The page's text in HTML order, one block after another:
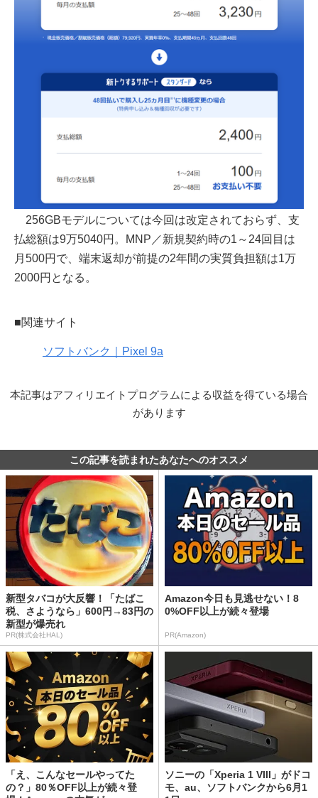
256GBモデルについては今回は改定されておらず、支
払総額は9万5040円。MNP／新規契約時の1～24回目は
月500円で、端末返却が前提の2年間の実質負担額は1万
2000円となる。
■関連サイト
ソフトバンク｜Pixel 9a
本記事はアフィリエイトプログラムによる収益を得ている場合
があります
この記事を読まれたあなたへのオススメ
新型タバコが大反響！「たばこ
税、さようなら」600円→83円の
新型が爆売れ
PR(株式会社HAL)
Amazon今日も見逃せない！8
0%OFF以上が続々登場
PR(Amazon)
「え、こんなセールやってた
の？」80％OFF以上が続々登
ソニーの「Xperia 1 VIII」がドコ
モ、au、ソフトバンクから6月1